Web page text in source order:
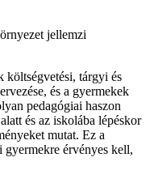
jellemzi
költségvetési, tárgyi és
és a gyermekek
pedagógiai haszon
és az iskolába lépéskor
mutat. Ez a
érvényes kell,